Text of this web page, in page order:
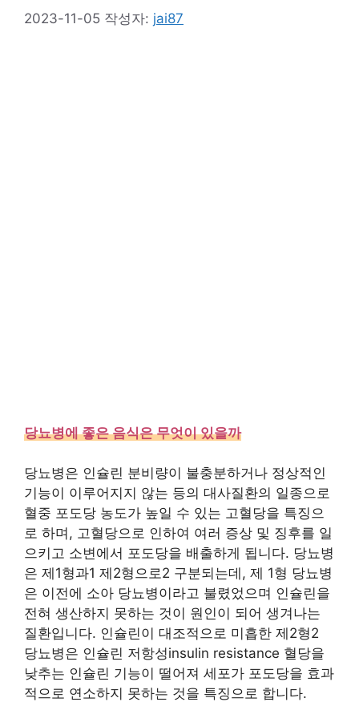
2023-11-05 작성자: jai87
당뇨병에 좋은 음식은 무엇이 있을까
당뇨병은 인슐린 분비량이 불충분하거나 정상적인
기능이 이루어지지 않는 등의 대사질환의 일종으로
혈중 포도당 농도가 높일 수 있는 고혈당을 특징으
로 하며, 고혈당으로 인하여 여러 증상 및 징후를 일
으키고 소변에서 포도당을 배출하게 됩니다. 당뇨병
은 제1형과1 제2형으로2 구분되는데, 제 1형 당뇨병
은 이전에 소아 당뇨병이라고 불렸었으며 인슐린을
전혀 생산하지 못하는 것이 원인이 되어 생겨나는
질환입니다. 인슐린이 대조적으로 미흡한 제2형2
당뇨병은 인슐린 저항성insulin resistance 혈당을
낮추는 인슐린 기능이 떨어져 세포가 포도당을 효과
적으로 연소하지 못하는 것을 특징으로 합니다.